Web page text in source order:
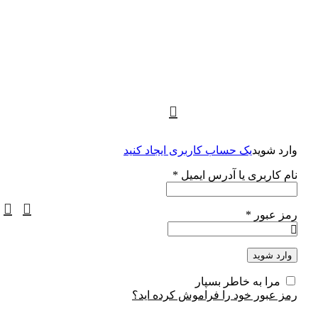
وارد شویدیک حساب کاربری ایجاد کنید
نام کاربری یا آدرس ایمیل *
رمز عبور *
وارد شوید
رمز عبور خود را فراموش کرده اید؟
مرا به خاطر بسپار